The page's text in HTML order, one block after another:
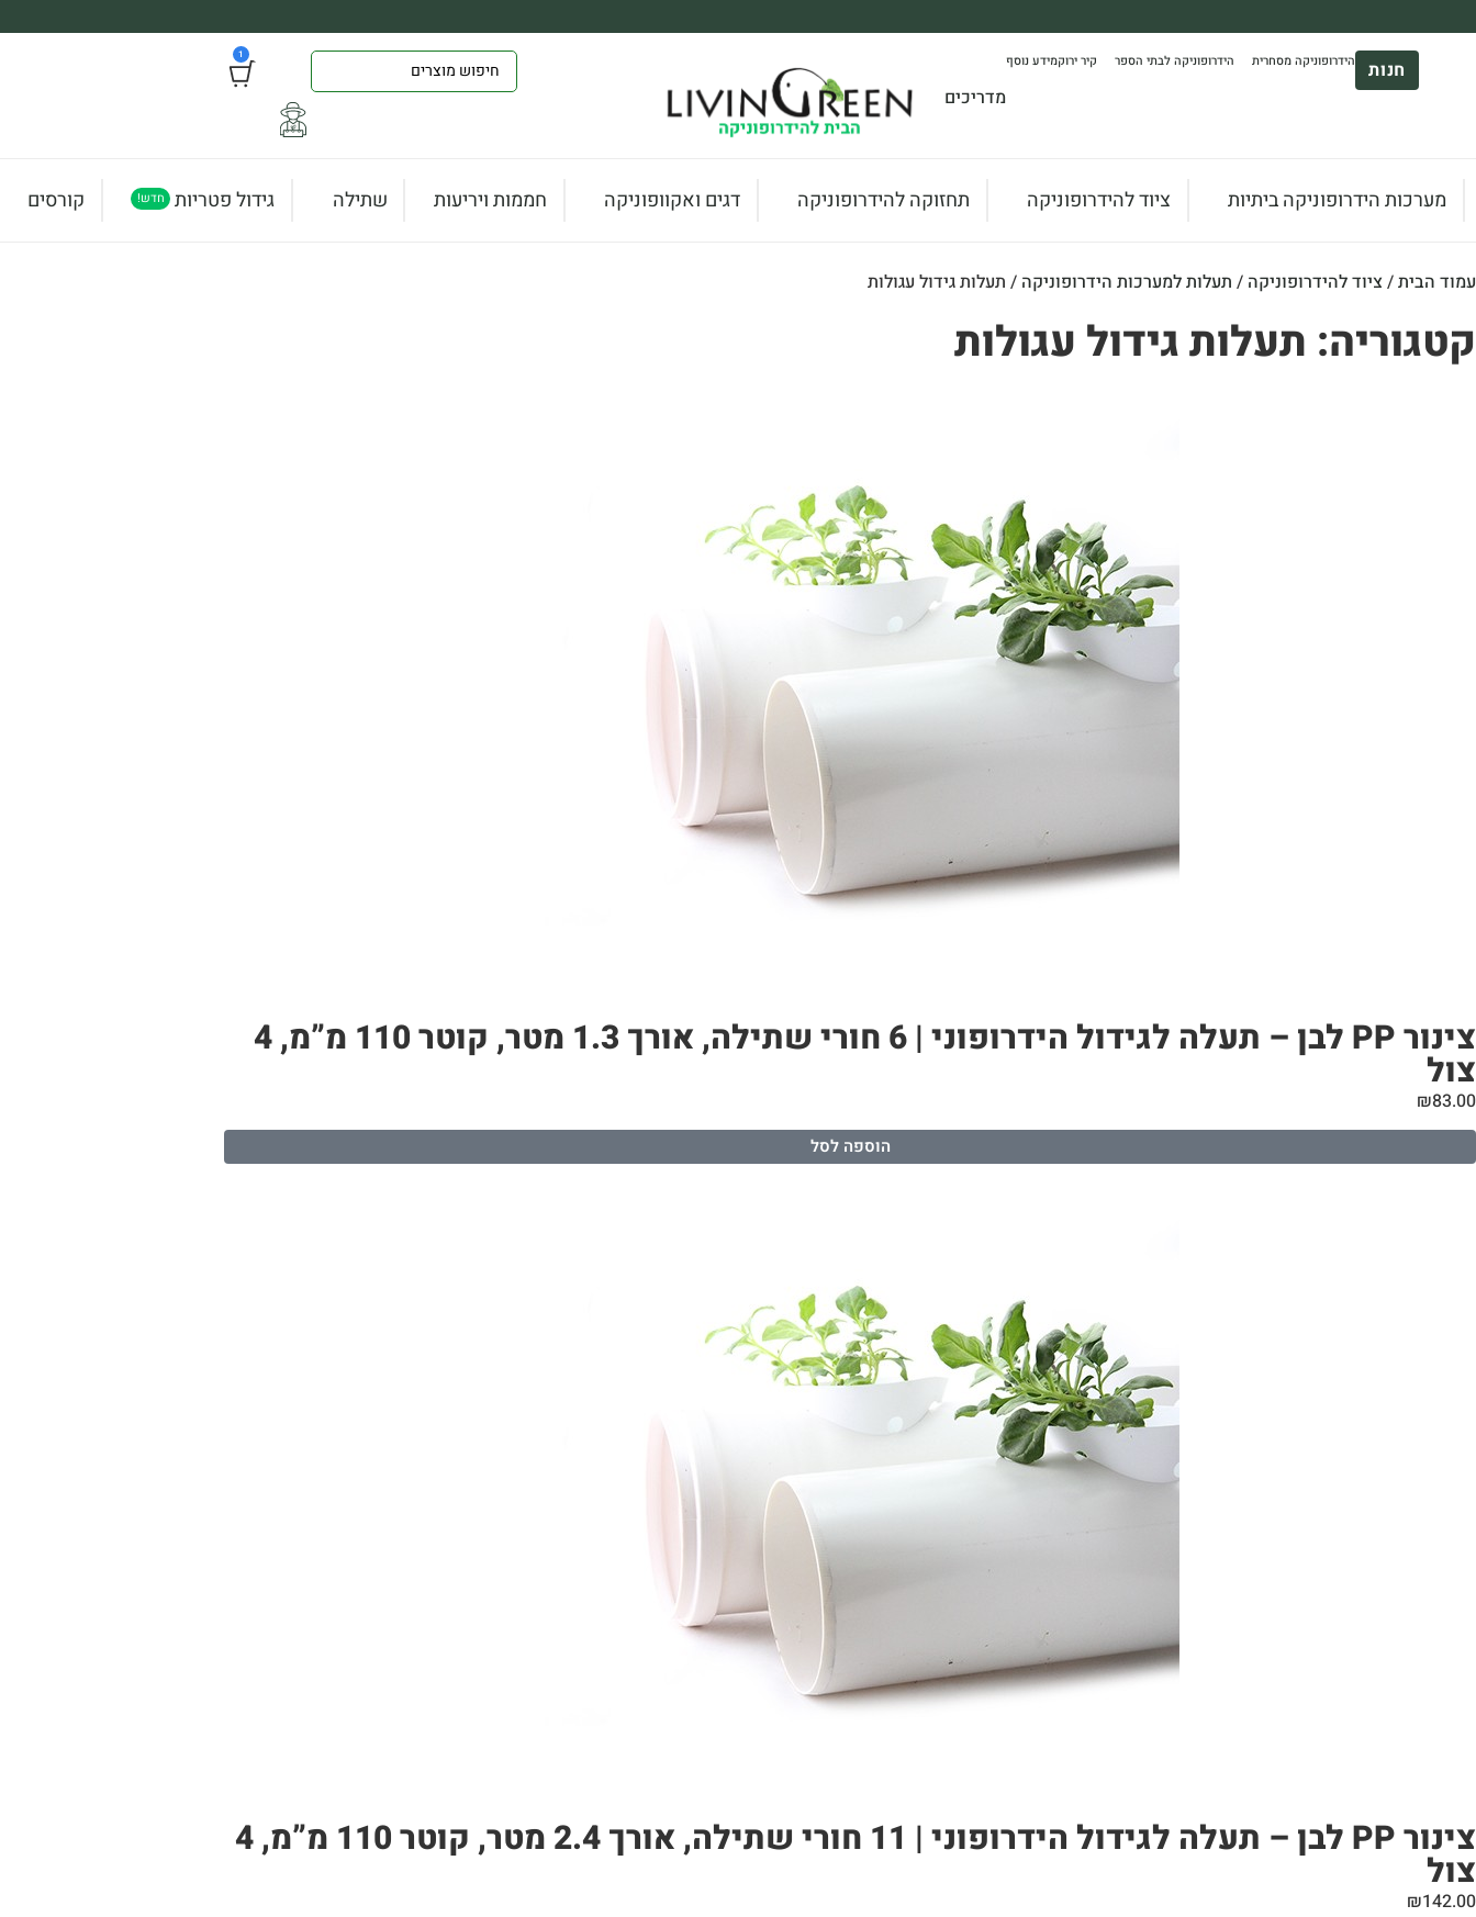
*בהתאם להגבלת גודל ומשקל
חנות הידרופוניקה מסחרית הידרופוניקה לבתי הספר קיר ירוקמידע נוסף
מדריכים
1
מערכות הידרופוניקה ביתיות ציוד להידרופוניקה תחזוקה להידרופוניקה דגים ואקוופוניקה חממות ויריעות שתילה גידול פטריות חדש! קורסים
עמוד הבית/ ציוד להידרופוניקה / תעלות למערכות הידרופוניקה / תעלות גידול עגולות
קטגוריה: תעלות גידול עגולות
צינור PP לבן – תעלה לגידול הידרופוני | 6 חורי שתילה, אורך 1.3 מטר, קוטר 110 מ”מ, 4
צול
₪83.00
הוספה לסל
צינור PP לבן – תעלה לגידול הידרופוני | 11 חורי שתילה, אורך 2.4 מטר, קוטר 110 מ”מ, 4
צול
₪142.00